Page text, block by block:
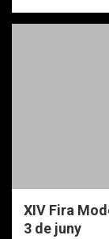
XIV Fira
3 de juny